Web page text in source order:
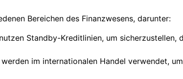
Bereichen des Finanzwesens, darunter:
Standby-Kreditlinien, um sicherzustellen,
im internationalen Handel verwendet,